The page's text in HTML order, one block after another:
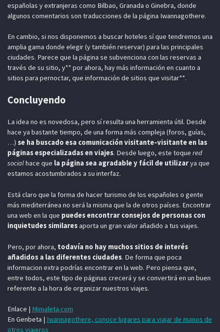
españolas y extranjeras como Bilbao, Granada o Ginebra, donde
algunos comentarios son traducciones de la página Iwannagothere.
En cambio, si nos disponemos a buscar hoteles sí que tendremos una
amplia gama donde elegir (y también reservar) para las principales
ciudades. Parece que la página se subvenciona con las reservas a
través de su sitio, y** por ahora, hay más información en cuanto a
sitios para pernoctar, que información de sitios que visitar**.
Concluyendo
La idea no es novedosa, pero sí resulta una herramienta útil. Desde
hace ya bastante tiempo, de una forma más compleja (foros, guías,
…) se ha buscado esa comunicación visitante-visitante en las
páginas especializadas en viajes. Desde luego, este toque red
socialhace que la página sea agradable y fácil de utilizarya que
estamos acostumbrados a su interfaz.
Está claro que la forma de hacer turismo de los españoles o gente
más mediterránea no será la misma que la de otros países. Encontrar
una web en la que puedes encontrar consejos de personas con
inquietudes similaresaporta un gran valor añadido a tus viajes.
Pero, por ahora, todavía no hay muchos sitios de interés
añadidos a las diferentes ciudades. De forma que poca
informacion extra podrías encontrar en la web. Pero piensa que,
entre todos, este tipo de páginas crecerá y se convertirá en un buen
referente a la hora de organizar nuestros viajes.
Enlace | Mimaleta.com
En Genbeta | Iwannagothere, conoce lugares para viajar de manos de
otros viajeros